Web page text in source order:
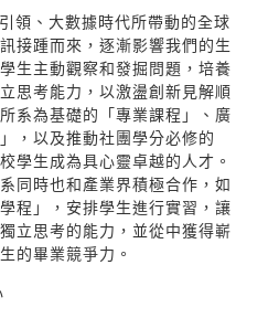
領、大數據時代所帶動的全球
接踵而來，逐漸影響我們的生
生主動觀察和發掘問題，培養
思考能力，以激盪創新見解順
系為基礎的「專業課程」、廣
，以及推動社團學分必修的
學生成為具心靈卓越的人才。
同時也和產業界積極合作，如
程」，安排學生進行實習，讓
立思考的能力，並從中獲得嶄
的畢業競爭力。